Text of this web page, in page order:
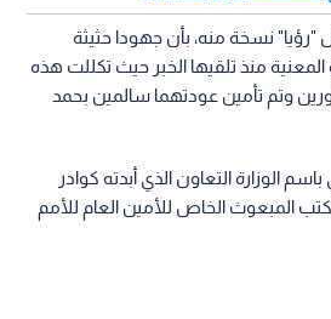
"رؤيا" نسخة منه، بأن جهودا حثيثة
المعنية منذ تلقيها الخبر حيث تكللت هذه
وتم تأمين عودتهما سالمين بحمد
الوزارة التعاون الذي أبدته كوادر
المبعوث الخاص للأمين العام للأمم